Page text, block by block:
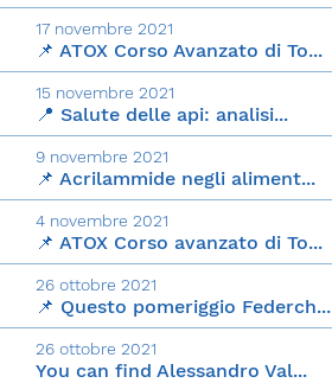
17 novembre 2021
📌 ATOX Corso Avanzato di To...
15 novembre 2021
📍 Salute delle api: analisi...
9 novembre 2021
📌 Acrilammide negli aliment...
4 novembre 2021
📌 ATOX Corso avanzato di To...
26 ottobre 2021
📌 Questo pomeriggio Federch...
26 ottobre 2021
You can find Alessandro Val...